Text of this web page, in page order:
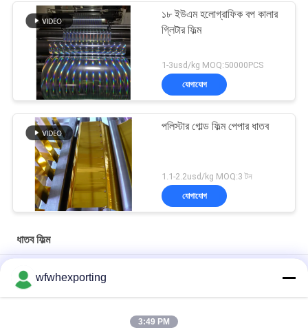
১৮ ইউএম হলোগ্রাফিক বপ কালার
গ্লিটার ফিল্ম
1-3usd/kg MOQ:50000PCS
যোগাযোগ
পলিস্টার গোল্ড ফিল্ম পেপার ধাতব
1.1-2.2usd/kg MOQ:3 টন
যোগাযোগ
ধাতব ফিল্ম
Vmpet12mic+85mic Pe / 8mic Vmpet+6mic Pe ধাতব ফিল্ম নির্মাণ এবং
মেঝে নির্মাণের জন্য
wfwhexporting
3:49 PM